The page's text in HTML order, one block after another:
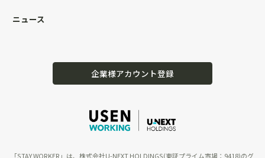
ニュース
企業様アカウント登録
「STAY WORKER」は、株式会社U-NEXT HOLDINGS(東証プライム市場：9418)のグ